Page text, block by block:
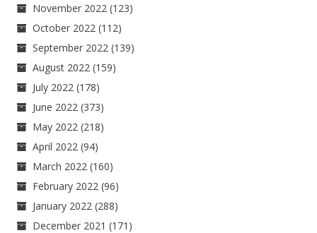
November 2022 (123)
October 2022 (112)
September 2022 (139)
August 2022 (159)
July 2022 (178)
June 2022 (373)
May 2022 (218)
April 2022 (94)
March 2022 (160)
February 2022 (96)
January 2022 (288)
December 2021 (171)